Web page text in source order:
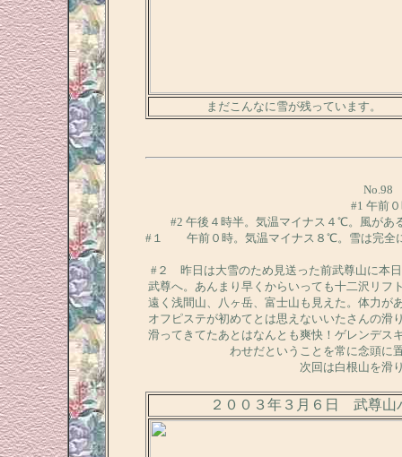
まだこんなに雪が残っています。
No.98
#1 午前
#2 午後４時半。気温マイナス４℃。風があ
#１ 午前０時。気温マイナス８℃。雪は完全
#２ 昨日は大雪のため見送った前武尊山に本
武尊へ。あんまり早くからいっても十二沢リフ
遠く浅間山、八ヶ岳、富士山も見えた。体力が
オフピステが初めてとは思えないいたさんの滑
滑ってきてたあとはなんとも爽快！ゲレンデス
わせだということを常に念頭に
次回は白根山を滑
２００３年３月６日 武尊山